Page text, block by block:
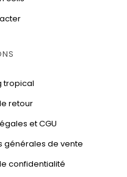
tropical
retour
et CGU
générales de vente
confidentialité